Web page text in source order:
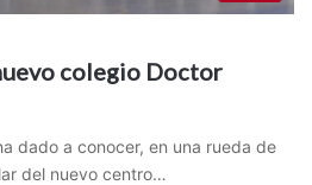
colegio Doctor
dado a conocer, en una rueda de
del nuevo centro…